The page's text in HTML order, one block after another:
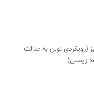
(رویکردی نوین به عدالت
زیستی)